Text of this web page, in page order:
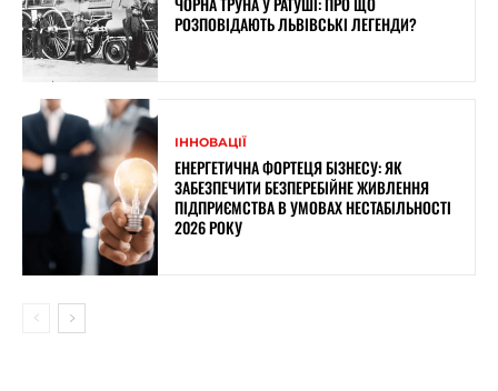
РОЗПОВІДАЮТЬ ЛЬВІВСЬКІ ЛЕГЕНДИ?
ІННОВАЦІЇ
ЕНЕРГЕТИЧНА ФОРТЕЦЯ БІЗНЕСУ: ЯК
ЗАБЕЗПЕЧИТИ БЕЗПЕРЕБІЙНЕ ЖИВЛЕННЯ
ПІДПРИЄМСТВА В УМОВАХ НЕСТАБІЛЬНОСТІ
2026 РОКУ